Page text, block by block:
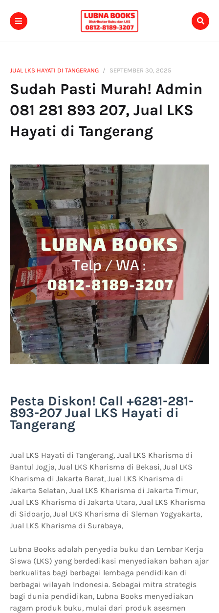
JUAL LKS HAYATI DI TANGERANG SEPTEMBER 30, 2025
Sudah Pasti Murah! Admin
081 281 893 207, Jual LKS
Hayati di Tangerang
Pesta Diskon! Call +6281-281-
893-207 Jual LKS Hayati di
Tangerang
Jual LKS Hayati di Tangerang, Jual LKS Kharisma di
Bantul Jogja, Jual LKS Kharisma di Bekasi, Jual LKS
Kharisma di Jakarta Barat, Jual LKS Kharisma di
Jakarta Selatan, Jual LKS Kharisma di Jakarta Timur,
Jual LKS Kharisma di Jakarta Utara, Jual LKS Kharisma
di Sidoarjo, Jual LKS Kharisma di Sleman Yogyakarta,
Jual LKS Kharisma di Surabaya,
Lubna Books adalah penyedia buku dan Lembar Kerja
Siswa (LKS) yang berdedikasi menyediakan bahan ajar
berkualitas bagi berbagai lembaga pendidikan di
berbagai wilayah Indonesia. Sebagai mitra strategis
bagi dunia pendidikan, Lubna Books menyediakan
ragam produk buku, mulai dari produk asesmen